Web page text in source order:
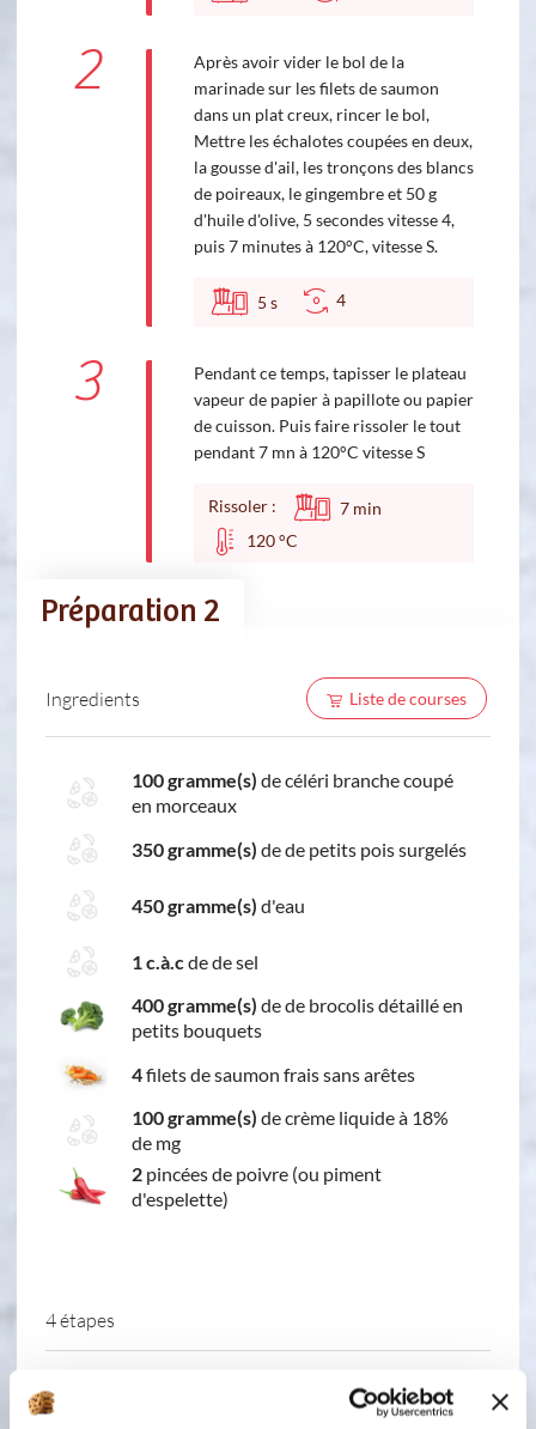
2
Après avoir vider le bol de la
marinade sur les filets de saumon
dans un plat creux, rincer le bol,
Mettre les échalotes coupées en deux,
la gousse d'ail, les tronçons des blancs
de poireaux, le gingembre et 50 g
d'huile d'olive, 5 secondes vitesse 4,
puis 7 minutes à 120°C, vitesse S.
5 s 4
3
Pendant ce temps, tapisser le plateau
vapeur de papier à papillote ou papier
de cuisson. Puis faire rissoler le tout
pendant 7 mn à 120°C vitesse S
Rissoler : 7 min
120 °C
Préparation 2
Ingredients Liste de courses
100 gramme(s) de céléri branche coupé
en morceaux
350 gramme(s) de de petits pois surgelés
450 gramme(s) d'eau
1 c.à.cde de sel
400 gramme(s) de de brocolis détaillé en
petits bouquets
4filets de saumon frais sans arêtes
100 gramme(s) de crème liquide à 18%
de mg
2 pincées de poivre (ou piment
d'espelette)
4 étapes
Dans le bol, ajouter le céleri branche,